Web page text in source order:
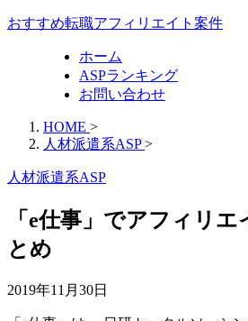
おすすめ転職アフィリエイト案件
ホーム
ASPランキング
お問い合わせ
HOME >
人材派遣系ASP >
人材派遣系ASP
「e仕事」でアフィリエ
とめ
2019年11月30日